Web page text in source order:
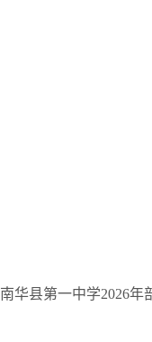
南华县第一中学2026年